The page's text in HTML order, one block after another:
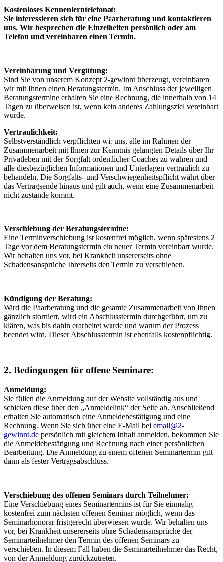
Kostenloses Kennenlerntelefonat:
Sie interessieren sich für eine Paarberatung und kontaktieren
uns. Wir besprechen die Einzelheiten persönlich oder am
Telefon und vereinbaren einen Termin.
Vereinbarung und Vergütung:
Sind Sie von unserem Konzept 2-gewinnt überzeugt, vereinbaren
wir mit Ihnen einen Beratungstermin. Im Anschluss der jeweiligen
Beratungstermine erhalten Sie eine Rechnung, die innerhalb von 14
Tagen zu überweisen ist, wenn kein anderes Zahlungsziel vereinbart
wurde.
Vertraulichkeit:
Selbstverständlich verpflichten wir uns, alle im Rahmen der
Zusammenarbeit mit Ihnen zur Kenntnis gelangten Details über Ihr
Privatleben mit der Sorgfalt ordentlicher Coaches zu wahren und
alle diesbezüglichen Informationen und Unterlagen vertraulich zu
behandeln. Die Sorgfalts- und Verschwiegenheitspflicht währt über
das Vertragsende hinaus und gilt auch, wenn eine Zusammenarbeit
nicht zustande kommt.
Verschiebung der Beratungstermine:
Eine Terminverschiebung ist kostenfrei möglich, wenn spätestens 2
Tage vor dem Beratungstermin ein neuer Termin vereinbart wurde.
Wir behalten uns vor, bei Krankheit unsererseits ohne
Schadensansprüche Ihrerseits den Termin zu verschieben.
Kündigung der Beratung:
Wird die Paarberatung und die gesamte Zusammenarbeit von Ihnen
gänzlich storniert, wird ein Abschlusstermin durchgeführt, um zu
klären, was bis dahin erarbeitet wurde und warum der Prozess
beendet wird. Dieser Abschlusstermin ist ebenfalls kostenpflichtig.
2. Bedingungen für offene Seminare:
Anmeldung:
Sie füllen die Anmeldung auf der Website vollständig aus und
schicken diese über den „Anmeldelink“ der Seite ab. Anschließend
erhalten Sie automatisch eine Anmeldebestätigung und eine
Rechnung. Wenn Sie sich über eine E-Mail bei email@2-
gewinnt.de persönlich mit gleichem Inhalt anmelden, bekommen Sie
die Anmeldebestätigung und Rechnung nach einer persönlichen
Bearbeitung. Die Anmeldung zu einem offenen Seminartermin gilt
dann als fester Vertragsabschluss.
Verschiebung des offenen Seminars durch Teilnehmer:
Eine Verschiebung eines Seminartermins ist für Sie einmalig
kostenfrei zum nächsten offenen Seminar möglich, wenn das
Seminarhonorar fristgerecht überwiesen wurde. Wir behalten uns
vor, bei Krankheit unsererseits ohne Schadensansprüche der
Seminarteilnehmer den Termin des offenen Seminars zu
verschieben. In diesem Fall haben die Seminarteilnehmer das Recht,
von der Anmeldung zurückzutreten.